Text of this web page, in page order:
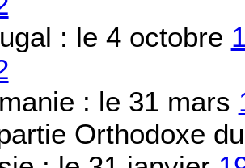
: le 4 octobre
: le 31 mars
Orthodoxe